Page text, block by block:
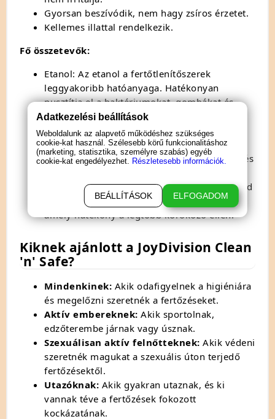
Gyorsan beszívódik, nem hagy zsíros érzetet.
Kellemes illattal rendelkezik.
Fő összetevők:
Etanol: Az etanol a fertőtlenítőszerek
leggyakoribb hatóanyaga. Hatékonyan
pusztítja el a baktériumokat,gombákat és
vírusokat.
Propilén-glikol:A propilén-glikol puhítja és
hidratálja a bőrt.
Glicerin:A glicerin szintén hidratálja a bőrt,
és
Benzalkoónium-klorid:A benzalkónium-klorid
széles spektrumú hatású fertőtlenítőszer,
amely hatékony a legtöbb kórokozó ellen.
Kiknek ajánlott a JoyDivision Clean
'n' Safe?
Mindenkinek: Akik odafigyelnek a higiéniára
és megelőzni szeretnék a fertőzéseket.
Aktív embereknek: Akik sportolnak,
edzőterembe járnak vagy úsznak.
Szexuálisan aktív felnőtteknek: Akik védeni
szeretnék magukat a szexuális úton terjedő
fertőzésektől.
Utazóknak: Akik gyakran utaznak, és ki
vannak téve a fertőzések fokozott
kockázatának.
Adatkezelési beállítások
Weboldalunk az alapvető működéshez szükséges
cookie-kat használ. Szélesebb körű funkcionalitáshoz
(marketing, statisztika, személyre szabás) egyéb
cookie-kat engedélyezhet. Részletesebb információk.
BEÁLLÍTÁSOK ELFOGADOM